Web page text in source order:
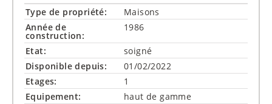
Type de propriété:
Maisons
Année de
construction:
1986
Etat:
soigné
Disponible depuis:
01/02/2022
Etages:
1
Equipement:
haut de gamme